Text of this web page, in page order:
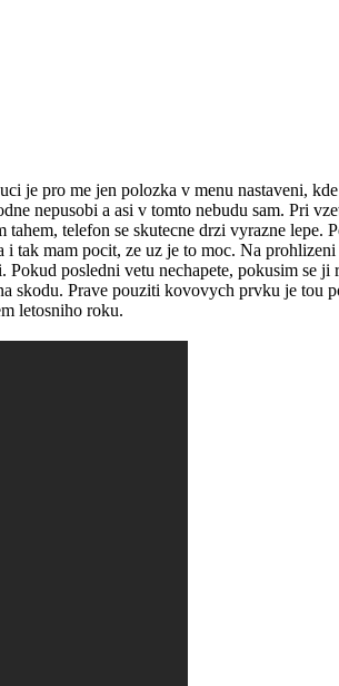
je pro me jen polozka v menu nastaveni,
nepusobi a asi v tomto nebudu sam. Pri
telefon se skutecne drzi vyrazne
i tak mam pocit, ze uz je to moc. Na
posledni vetu nechapete, pokusim se
Prave pouziti kovovych prvku je tou
letosniho roku.